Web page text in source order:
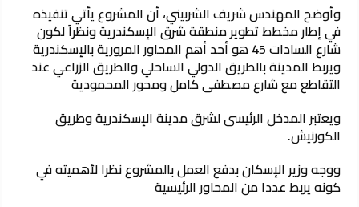
وأوضح المهندس شريف الشربيني، أن المشروع يأتي تنفيذه
في إطار مخطط تطوير منطقة شرق الإسكندرية ونظراً لكون
شارع السادات 45 هو أحد أهم المحاور المرورية بالإسكندرية
ويربط المدينة بالطريق الدولي الساحلي والطريق الزراعي عند
التقاطع مع شارع مصطفى كامل ومحور المحمودية
ويعتبر المدخل الرئيسى لشرق مدينة الإسكندرية وطريق
الكورنيش.
ووجه وزير الإسكان بدفع العمل بالمشروع نظرا لأهميته في
كونه يربط عددا من المحاور الرئيسية